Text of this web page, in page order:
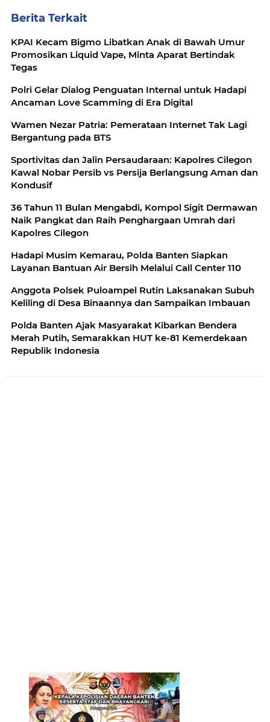
Berita Terkait
KPAI Kecam Bigmo Libatkan Anak di Bawah Umur
Promosikan Liquid Vape, Minta Aparat Bertindak
Tegas
Polri Gelar Dialog Penguatan Internal untuk Hadapi
Ancaman Love Scamming di Era Digital
Wamen Nezar Patria: Pemerataan Internet Tak Lagi
Bergantung pada BTS
Sportivitas dan Jalin Persaudaraan: Kapolres Cilegon
Kawal Nobar Persib vs Persija Berlangsung Aman dan
Kondusif
36 Tahun 11 Bulan Mengabdi, Kompol Sigit Dermawan
Naik Pangkat dan Raih Penghargaan Umrah dari
Kapolres Cilegon
Hadapi Musim Kemarau, Polda Banten Siapkan
Layanan Bantuan Air Bersih Melalui Call Center 110
Anggota Polsek Puloampel Rutin Laksanakan Subuh
Keliling di Desa Binaannya dan Sampaikan Imbauan
Polda Banten Ajak Masyarakat Kibarkan Bendera
Merah Putih, Semarakkan HUT ke-81 Kemerdekaan
Republik Indonesia